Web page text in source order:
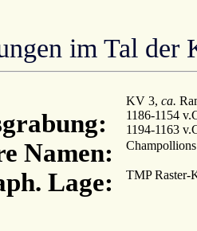
im Tal der
KV 3, ca.
1186-1154
1194-1163
Namen:
Lage: TMP Raster-